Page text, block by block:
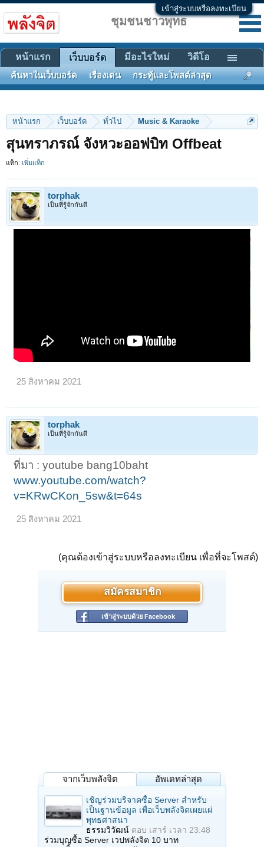
เข้าสู่ระบบหรือลงทะเบียน
หน้าแรก เว็บบอร์ด ทั่วไป Music & Karaoke
สุนทราภรณ์ จังหวะออฟบิท Offbeat
แท็ก: เพิ่มแท็ก
torphak
เป็นที่รู้จักกันดี
25 สิงหาคม 2021
torphak
เป็นที่รู้จักกันดี
ที่มา : youtube bang10baht
www.youtube.com/watch?
v=KRwCKon_5sw&t=64s
25 สิงหาคม 2021
(คุณต้องเข้าสู่ระบบหรือลงทะเบียน เพื่อที่จะโพสต์)
สมัครสมาชิก
เข้าสู่ระบบด้วย Facebook
จากเว็บพลังจิต อัพเดทล่าสุด
เชิญร่วมบริจาคซื้อ Server สำหรับ
เป็นฐานข้อมูล เพื่อเว็บพลังจิตเผยแผ่
พุทธศาสนา
ธรรมวิวัฒน์ ตอบ เสาร์ เวลา 23:48
ร่วมบุญซื้อ Server เวปพลังจิต 10 บาท
ชุมชนชาวพุทธ
หน้าแรก เว็บบอร์ด
ค้นหาในเว็บบอร์ด เรื่องเด่น กระทู้และโพสต์ล่าสุด
มีอะไรใหม่ วิดีโอ